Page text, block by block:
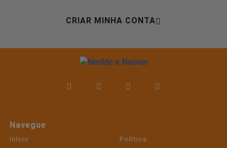
CRIAR MINHA CONTA
Navegue
Início
Política